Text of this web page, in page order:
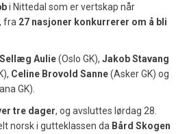
i Nittedal som er vertskap når
fra 27 nasjoner konkurrerer om å bli
Aulie(Oslo GK), Jakob Stavang
Celine Brovold Sanne(Asker GK) og
GK).
tre dager, og avsluttes lørdag 28.
norsk i gutteklassen da Bård Skogen